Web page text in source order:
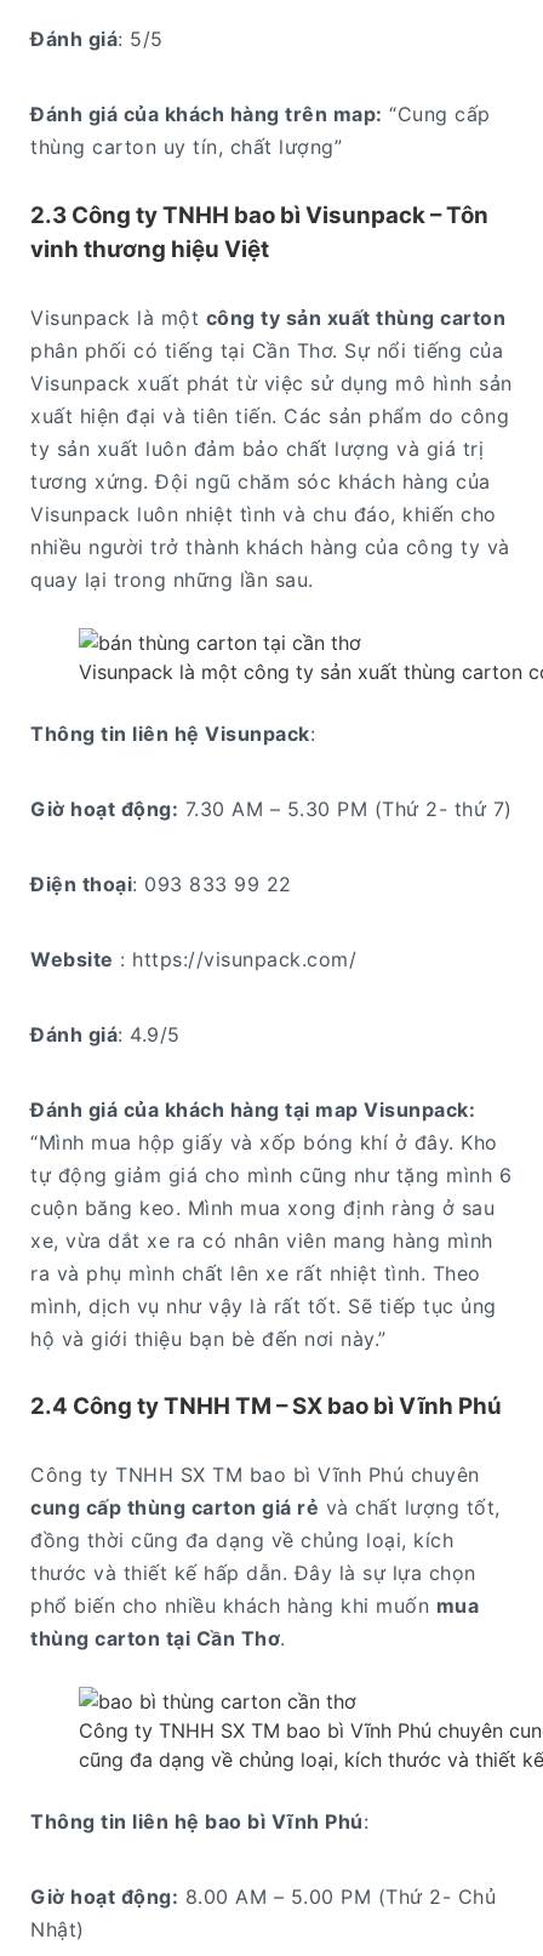
Đánh giá: 5/5
Đánh giá của khách hàng trên map: “Cung cấp
thùng carton uy tín, chất lượng”
2.3 Công ty TNHH bao bì Visunpack – Tôn
vinh thương hiệu Việt
Visunpack là một công ty sản xuất thùng carton
phân phối có tiếng tại Cần Thơ. Sự nổi tiếng của
Visunpack xuất phát từ việc sử dụng mô hình sản
xuất hiện đại và tiên tiến. Các sản phẩm do công
ty sản xuất luôn đảm bảo chất lượng và giá trị
tương xứng. Đội ngũ chăm sóc khách hàng của
Visunpack luôn nhiệt tình và chu đáo, khiến cho
nhiều người trở thành khách hàng của công ty và
quay lại trong những lần sau.
Visunpack là một công ty sản xuất thùng carton
Thông tin liên hệ Visunpack:
Giờ hoạt động: 7.30 AM – 5.30 PM (Thứ 2- thứ 7)
Điện thoại: 093 833 99 22
Website : https://visunpack.com/
Đánh giá: 4.9/5
Đánh giá của khách hàng tại map Visunpack:
“Mình mua hộp giấy và xốp bóng khí ở đây. Kho
tự động giảm giá cho mình cũng như tặng mình 6
cuộn băng keo. Mình mua xong định ràng ở sau
xe, vừa dắt xe ra có nhân viên mang hàng mình
ra và phụ mình chất lên xe rất nhiệt tình. Theo
mình, dịch vụ như vậy là rất tốt. Sẽ tiếp tục ủng
hộ và giới thiệu bạn bè đến nơi này.”
2.4 Công ty TNHH TM – SX bao bì Vĩnh Phú
Công ty TNHH SX TM bao bì Vĩnh Phú chuyên
cung cấp thùng carton giá rẻ và chất lượng tốt,
đồng thời cũng đa dạng về chủng loại, kích
thước và thiết kế hấp dẫn. Đây là sự lựa chọn
phổ biến cho nhiều khách hàng khi muốn mua
thùng carton tại Cần Thơ.
Công ty TNHH SX TM bao bì Vĩnh Phú chuyên
cũng đa dạng về chủng loại, kích thước và thiết
Thông tin liên hệ bao bì Vĩnh Phú:
Giờ hoạt động: 8.00 AM – 5.00 PM (Thứ 2- Chủ
Nhật)